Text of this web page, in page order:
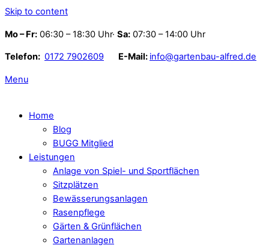
Skip to content
Mo – Fr: 06:30 – 18:30 Uhr· Sa: 07:30 – 14:00 Uhr
Telefon: 0172 7902609 E-Mail: info@gartenbau-alfred.de
Menu
Home
Blog
BUGG Mitglied
Leistungen
Anlage von Spiel- und Sportflächen
Sitzplätzen
Bewässerungsanlagen
Rasenpflege
Gärten & Grünflächen
Gartenanlagen